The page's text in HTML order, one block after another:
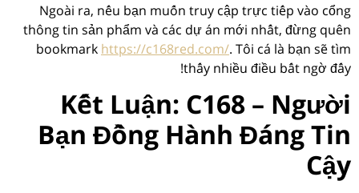
Ngoài ra, nếu bạn muốn truy cập trực tiếp vào cổng
thông tin sản phẩm và các dự án mới nhất, đừng quên
bookmark https://c168red.com/. Tôi cá là bạn sẽ tìm
thấy nhiều điều bất ngờ đấy!
Kết Luận: C168 – Người
Bạn Đồng Hành Đáng Tin
Cậy